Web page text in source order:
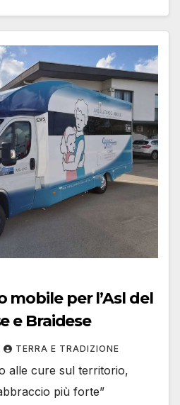
per l’Asl del
e Braidese
TERRA E TRADIZIONE
alle cure sul territorio,
più forte”